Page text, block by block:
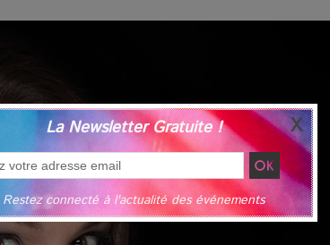
La Newsletter Gratuite !
Restez connecté à l'actualité des événements